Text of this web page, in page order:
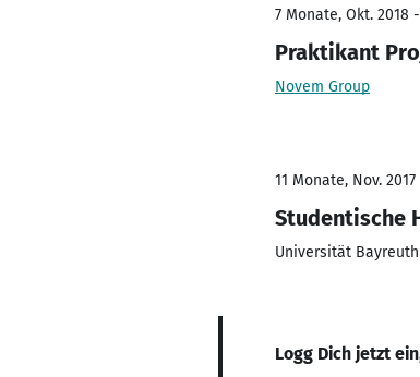
7 Monate, Okt. 2018
Praktikant
Novem Group
11 Monate, Nov.
Studentische
Universität Bayreuth
Logg Dich jetzt